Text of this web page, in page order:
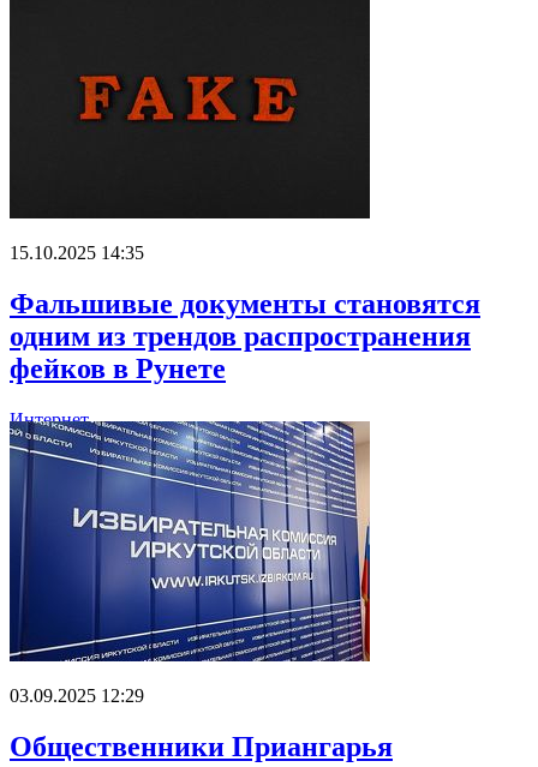
15.10.2025 14:35
Фальшивые документы становятся
одним из трендов распространения
фейков в Рунете
Интернет
03.09.2025 12:29
Общественники Приангарья